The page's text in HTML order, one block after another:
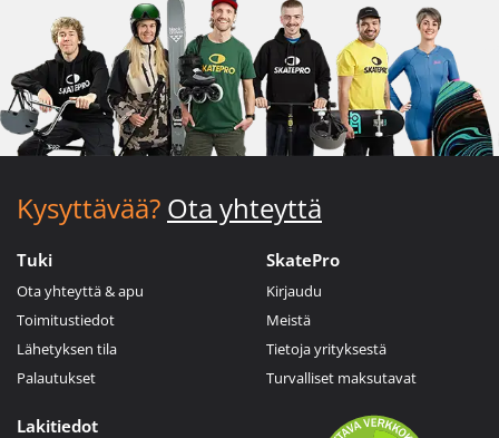
Kysyttävää? Ota yhteyttä
Tuki
Ota yhteyttä & apu
Toimitustiedot
Lähetyksen tila
Palautukset
SkatePro
Kirjaudu
Meistä
Tietoja yrityksestä
Turvalliset maksutavat
Lakitiedot